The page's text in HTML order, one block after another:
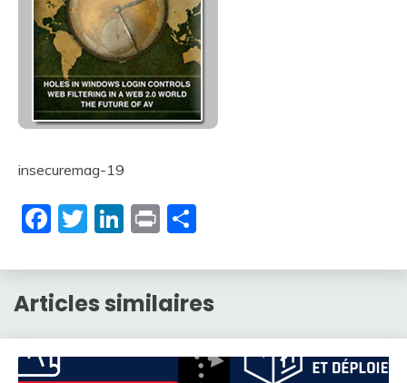
insecuremag-19
Facebook
Twitter
LinkedIn
Print
Articles similaires